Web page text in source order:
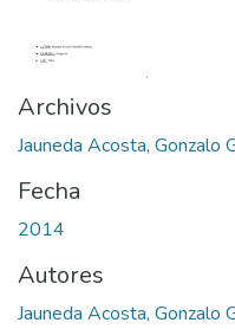
Archivos
Jauneda Acosta, Gonzalo
Fecha
2014
Autores
Jauneda Acosta, Gonzalo